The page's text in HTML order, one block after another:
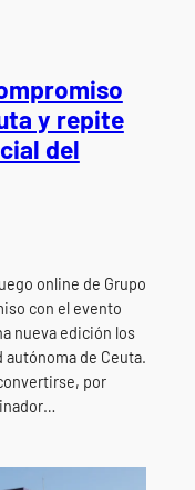
y repite
del
online de Grupo
con el evento
nueva edición los
autónoma de Ceuta.
por